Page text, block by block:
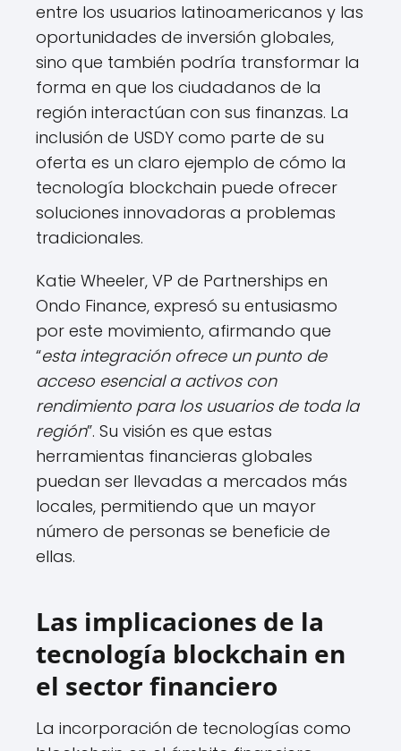
entre los usuarios latinoamericanos y las
oportunidades de inversión globales,
sino que también podría transformar la
forma en que los ciudadanos de la
región interactúan con sus finanzas. La
inclusión de USDY como parte de su
oferta es un claro ejemplo de cómo la
tecnología blockchain puede ofrecer
soluciones innovadoras a problemas
tradicionales.
Katie Wheeler, VP de Partnerships en
Ondo Finance, expresó su entusiasmo
por este movimiento, afirmando que
“esta integración ofrece un punto de
acceso esencial a activos con
rendimiento para los usuarios de toda la
región”. Su visión es que estas
herramientas financieras globales
puedan ser llevadas a mercados más
locales, permitiendo que un mayor
número de personas se beneficie de
ellas.
Las implicaciones de la
tecnología blockchain en
el sector financiero
La incorporación de tecnologías como